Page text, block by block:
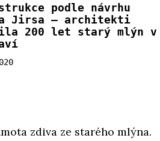
podle návrhu
Jirsa – architekti
200 let starý mlýn v
zdiva ze starého mlýna.